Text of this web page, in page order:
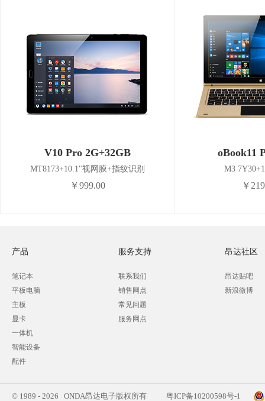
V10 Pro 2G+32GB
MT8173+10.1"视网膜+指纹识别
￥999.00
oBook11
M3
￥
产品
笔记本
平板电脑
主板
显卡
一体机
智能设备
配件
服务支持
联系我们
销售网点
常见问题
服务网点
昂达社区
昂达贴吧
新浪微博
© 1989 - 2026 ONDA昂达电子版权所有 粤ICP备10200598号-1